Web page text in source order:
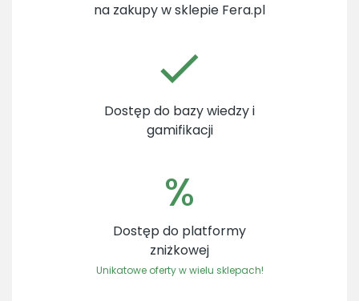
na zakupy w sklepie Fera.pl
Dostęp do bazy wiedzy i
gamifikacji
%
Dostęp do platformy
zniżkowej
Unikatowe oferty w wielu sklepach!